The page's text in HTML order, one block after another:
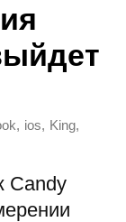
, ios, King,
Candy